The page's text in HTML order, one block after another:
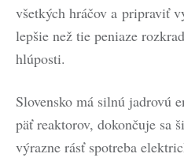
všetkých hráčov a pripraviť
lepšie než tie peniaze
hlúposti.
Slovensko má silnú jadrovú
päť reaktorov, dokončuje sa
výrazne rásť spotreba